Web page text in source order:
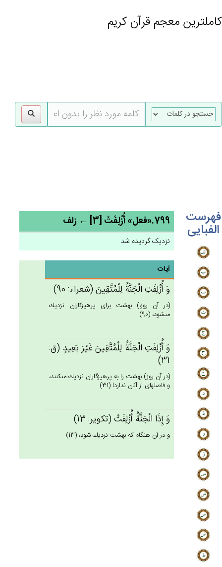
کاملترین معجم قرآن کریم
فهرست
الفبایی 799.«فعل» أُزْلِفَت‌ْ [3] ← زلف
نزدیک گردیده شد
آیات
وَ أُزْلِفَت‌ِ الْجَنَّة‌ُ لِلْمُتَّقِين‌َ (شعراء: 90)
(در آن روز،) بهشت براى پرهيزكاران نزديك
مى‏شود، (90)
وَ أُزْلِفَت‌ِ الْجَنَّة‌ُ لِلْمُتَّقِين‌َ غَيْرَ بَعِيدٍ (ق:
31)
(در آن روز) بهشت را به پرهيزگاران نزديك مى‏كنند،
و فاصله‏اى از آنان ندارد! (31)
وَ إِذَا الْجَنَّة‌ُ أُزْلِفَت‌ْ (تكوير: 13)
و در آن هنگام كه بهشت نزديك شود، (13)